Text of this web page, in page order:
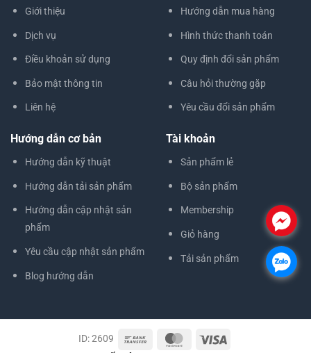
Giới thiệu
Dịch vụ
Điều khoản sử dụng
Bảo mật thông tin
Liên hệ
Hướng dẫn mua hàng
Hình thức thanh toán
Quy định đổi sản phẩm
Câu hỏi thường gặp
Yêu cầu đổi sản phẩm
Hướng dẫn cơ bản
Hướng dẫn kỹ thuật
Hướng dẫn tải sản phẩm
Hướng dẫn cập nhật sản
phẩm
Yêu cầu cập nhật sản phẩm
Blog hướng dẫn
Tài khoản
Sản phẩm lẻ
Bộ sản phẩm
Membership
Giỏ hàng
Tải sản phẩm
ID: 2609
.
.